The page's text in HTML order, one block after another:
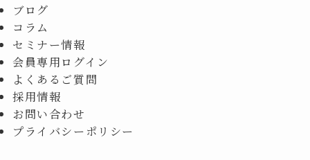
ブログ
コラム
セミナー情報
会員専用ログイン
よくあるご質問
採用情報
お問い合わせ
プライバシーポリシー